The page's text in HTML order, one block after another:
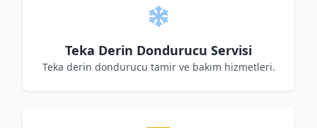
Teka Derin Dondurucu Servisi
Teka derin dondurucu tamir ve bakım hizmetleri.